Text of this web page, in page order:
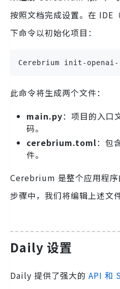
按照文档完成设置。在 IDE
下命令以初始化项目：
Cerebrium init-openai-
此命令将生成两个文件：
main.py：项目的入口
码。
cerebrium.toml：包
件。
Cerebrium 是整个应用程序
步骤中，我们将编辑上述文
Daily 设置
Daily 提供了强大的 API 和